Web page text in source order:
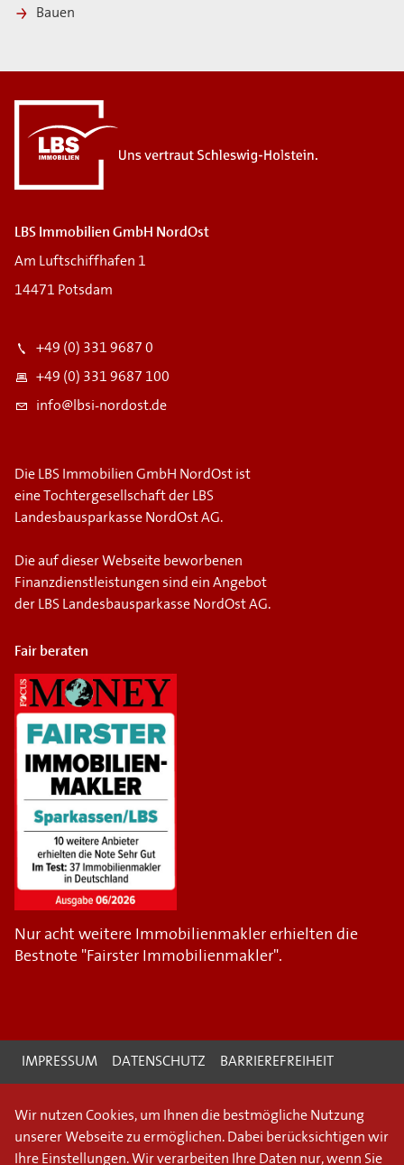
Bauen
LBS Immobilien GmbH NordOst
Am Luftschiffhafen 1
14471 Potsdam
+49 (0) 331 9687 0
+49 (0) 331 9687 100
info@lbsi-nordost.de
Die LBS Immobilien GmbH NordOst ist
eine Tochtergesellschaft der LBS
Landesbausparkasse NordOst AG.
Die auf dieser Webseite beworbenen
Finanzdienstleistungen sind ein Angebot
der LBS Landesbausparkasse NordOst AG.
Fair beraten
Nur acht weitere Immobilienmakler erhielten die
Bestnote "Fairster Immobilienmakler".
IMPRESSUM DATENSCHUTZ BARRIEREFREIHEIT
Wir nutzen Cookies, um Ihnen die bestmögliche Nutzung
unserer Webseite zu ermöglichen. Dabei berücksichtigen wir
Ihre Einstellungen. Wir verarbeiten Ihre Daten nur, wenn Sie